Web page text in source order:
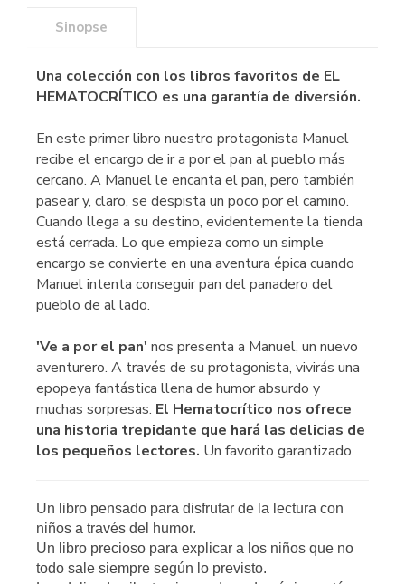
Sinopse
Una colección con los libros favoritos de EL
HEMATOCRÍTICO es una garantía de diversión.
En este primer libro nuestro protagonista Manuel
recibe el encargo de ir a por el pan al pueblo más
cercano. A Manuel le encanta el pan, pero también
pasear y, claro, se despista un poco por el camino.
Cuando llega a su destino, evidentemente la tienda
está cerrada. Lo que empieza como un simple
encargo se convierte en una aventura épica cuando
Manuel intenta conseguir pan del panadero del
pueblo de al lado.
'Ve a por el pan' nos presenta a Manuel, un nuevo
aventurero. A través de su protagonista, vivirás una
epopeya fantástica llena de humor absurdo y
muchas sorpresas. El Hematocrítico nos ofrece
una historia trepidante que hará las delicias de
los pequeños lectores. Un favorito garantizado.
Un libro pensado para disfrutar de la lectura con
niños a través del humor.
Un libro precioso para explicar a los niños que no
todo sale siempre según lo previsto.